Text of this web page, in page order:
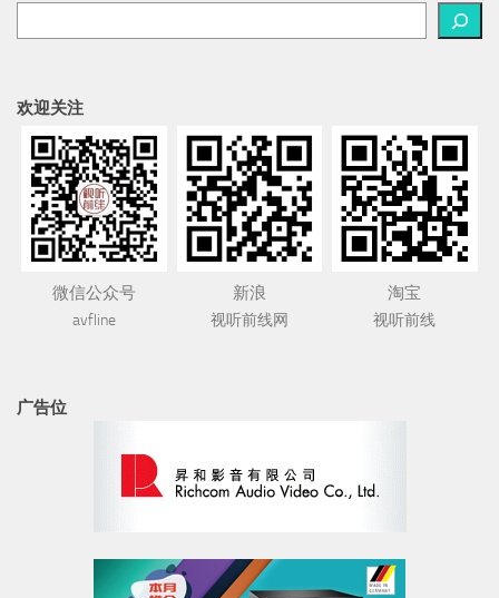
欢迎关注
微信公众号
avfline
新浪
视听前线网
淘宝
视听前线
广告位